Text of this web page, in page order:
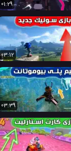
01:29
03:12
03:39